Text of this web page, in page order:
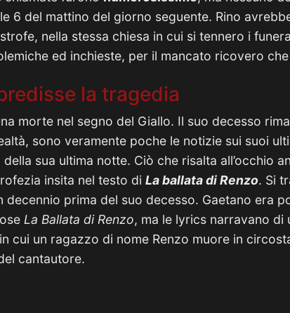
6 del mattino del giorno seguente. Rino
nella stessa chiesa in cui si tennero i
ed inchieste, per il mancato ricovero
la tragedia
morte nel segno del Giallo. Il suo decesso
sono veramente poche le notizie sui suoi
sua ultima notte. Ciò che risalta all’occhio
insita nel testo di La ballata di Renzo. Si
decennio prima del suo decesso. Gaetano era
La Ballata di Renzo, ma le lyrics narravano di
cui un ragazzo di nome Renzo muore in
cantautore.